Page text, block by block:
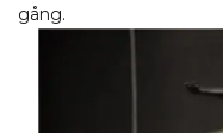
gång.